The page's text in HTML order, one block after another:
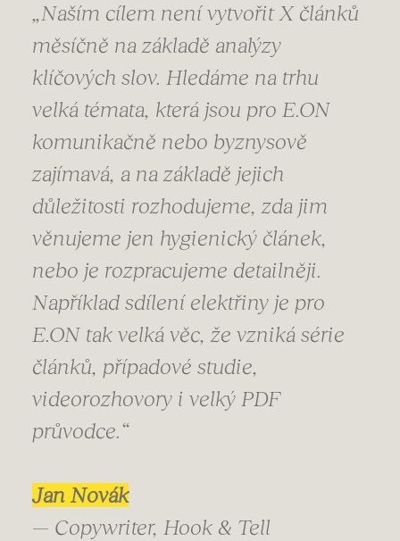
„Naším cílem není vytvořit X článků
měsíčně na základě analýzy
klíčových slov. Hledáme na trhu
velká témata, která jsou pro E.ON
komunikačně nebo byznysově
zajímavá, a na základě jejich
důležitosti rozhodujeme, zda jim
věnujeme jen hygienický článek,
nebo je rozpracujeme detailněji.
Například sdílení elektřiny je pro
E.ON tak velká věc, že vzniká série
článků, případové studie,
videorozhovory i velký PDF
průvodce.“
Jan Novák
— Copywriter, Hook & Tell